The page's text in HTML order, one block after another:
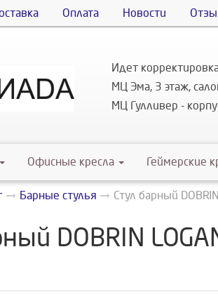
Оплата Новости
Идет
МЦ Эма, 3 этаж,
МЦ Гулливер -
Офисные кресла Геймерские
Барные стулья Стул барный
DOBRIN